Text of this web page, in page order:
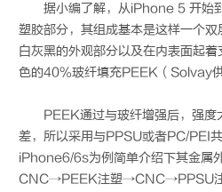
据小编了解，从iPhone 5 开始
塑胶部分，其组成基本是这样一个
白灰黑的外观部分以及在内表面起
色的40%玻纤填充PEEK（Solvay供
PEEK通过与玻纤增强后，强度
差，所以采用与PPSU或者PC/PEI
iPhone6/6s为例简单介绍下其金属
CNC→PEEK注塑→CNC→PPSU